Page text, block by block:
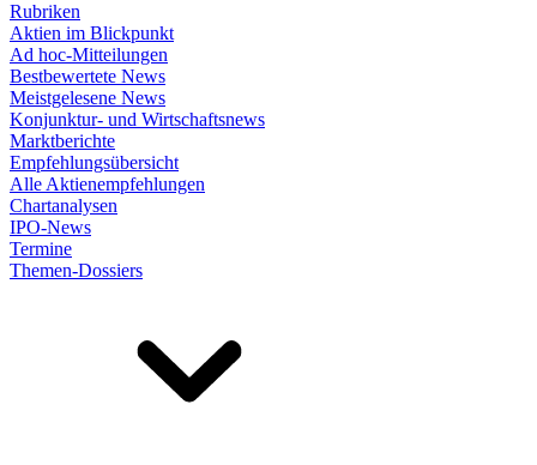
Rubriken
Aktien im Blickpunkt
Ad hoc-Mitteilungen
Bestbewertete News
Meistgelesene News
Konjunktur- und Wirtschaftsnews
Marktberichte
Empfehlungsübersicht
Alle Aktienempfehlungen
Chartanalysen
IPO-News
Termine
Themen-Dossiers